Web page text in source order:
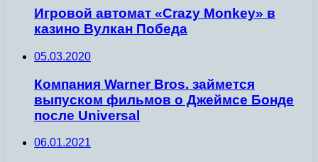
Игровой автомат «Crazy Monkey» в
казино Вулкан Победа
05.03.2020
Компания Warner Bros. займется
выпуском фильмов о Джеймсе Бонде
после Universal
06.01.2021